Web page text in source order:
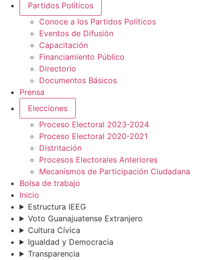
Partidos Políticos
Conoce a los Partidos Políticos
Eventos de Difusión
Capacitación
Financiamiento Público
Directorio
Documentos Básicos
Prensa
Elecciones
Proceso Electoral 2023-2024
Proceso Electoral 2020-2021
Distritación
Procesos Electorales Anteriores
Mecanismos de Participación Ciudadana
Bolsa de trabajo
Inicio
Estructura IEEG
Voto Guanajuatense Extranjero
Cultura Cívica
Igualdad y Democracia
Transparencia